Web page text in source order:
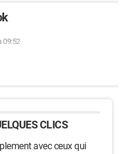
09:52
CLICS
avec ceux qui